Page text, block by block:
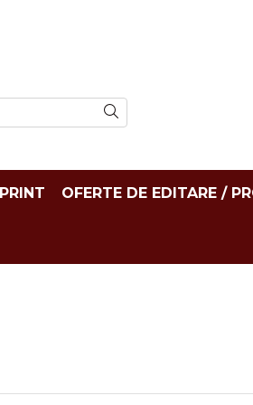
OFERTE DE EDITARE /